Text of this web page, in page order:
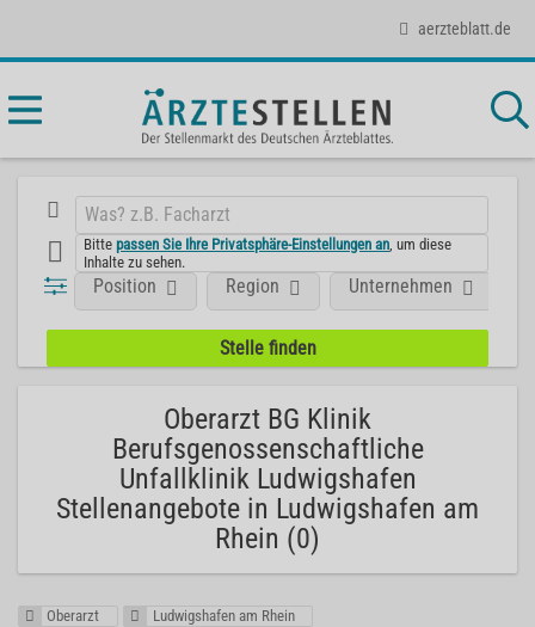
aerzteblatt.de
Bittepassen Sie Ihre Privatsphäre-Einstellungen an , um diese
Inhalte zu sehen.
Position Region Unternehmen
Oberarzt BG Klinik
Berufsgenossenschaftliche
Unfallklinik Ludwigshafen
Stellenangebote in Ludwigshafen am
Rhein (0)
Oberarzt
Ludwigshafen am Rhein